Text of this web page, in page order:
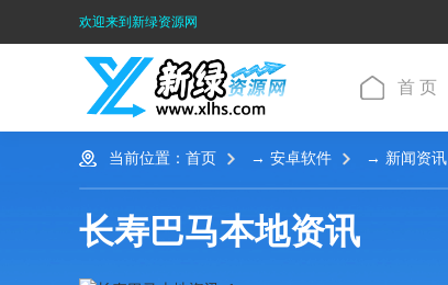
欢迎来到新绿资源网
首 页
当前位置： 首页 → 安卓软件 → 新闻资讯
长寿巴马本地资讯